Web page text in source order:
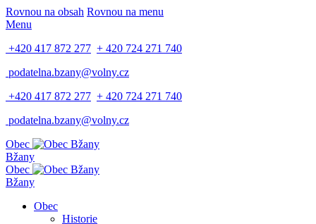
Rovnou na obsah Rovnou na menu
Menu
+420 417 872 277 + 420 724 271 740
podatelna.bzany@volny.cz
+420 417 872 277 + 420 724 271 740
podatelna.bzany@volny.cz
Obec
Bžany
Obec
Bžany
Obec
Historie